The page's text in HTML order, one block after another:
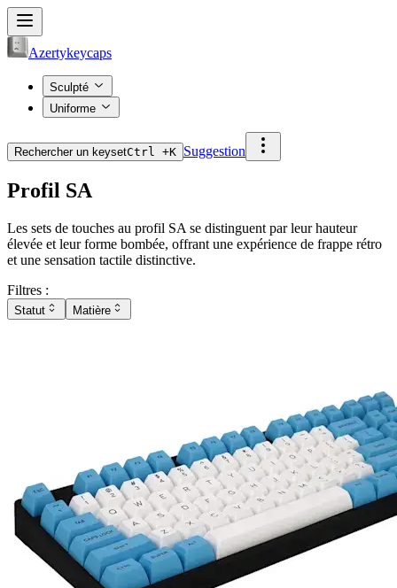
Azertykeycaps
Sculpté
Uniforme
Rechercher un keysetCtrl +K Suggestion
Profil SA
Les sets de touches au profil SA se distinguent par leur hauteur
élevée et leur forme bombée, offrant une expérience de frappe rétro
et une sensation tactile distinctive.
Filtres :
Statut Matière